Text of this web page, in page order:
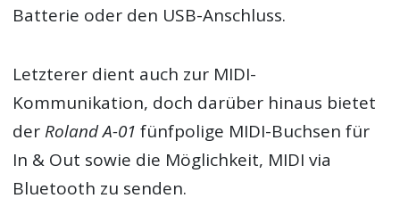
Batterie oder den USB-Anschluss.
Letzterer dient auch zur MIDI-
Kommunikation, doch darüber hinaus bietet
der Roland A-01 fünfpolige MIDI-Buchsen für
In & Out sowie die Möglichkeit, MIDI via
Bluetooth zu senden.